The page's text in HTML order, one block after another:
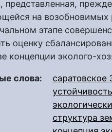
представленная,
на возобновимых
этапе
оценку
концепции эколого-
слова:
саратовское
структура